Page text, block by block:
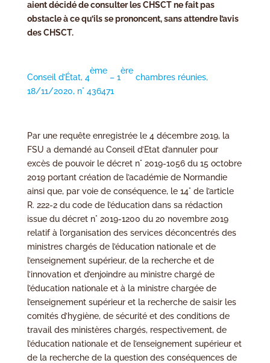
aient décidé de consulter les CHSCT ne fait pas
obstacle à ce qu’ils se prononcent, sans attendre l’avis
des CHSCT.
Conseil d’État, 4
ème
– 1
ère
chambres réunies,
18/11/2020, n° 436471
Par une requête enregistrée le 4 décembre 2019, la
FSU a demandé au Conseil d’Etat d’annuler pour
excès de pouvoir le décret n° 2019-1056 du 15 octobre
2019 portant création de l’académie de Normandie
ainsi que, par voie de conséquence, le 14° de l’article
R. 222-2 du code de l’éducation dans sa rédaction
issue du décret n° 2019-1200 du 20 novembre 2019
relatif à l’organisation des services déconcentrés des
ministres chargés de l’éducation nationale et de
l’enseignement supérieur, de la recherche et de
l’innovation et d’enjoindre au ministre chargé de
l’éducation nationale et à la ministre chargée de
l’enseignement supérieur et la recherche de saisir les
comités d’hygiène, de sécurité et des conditions de
travail des ministères chargés, respectivement, de
l’éducation nationale et de l’enseignement supérieur et
de la recherche de la question des conséquences de